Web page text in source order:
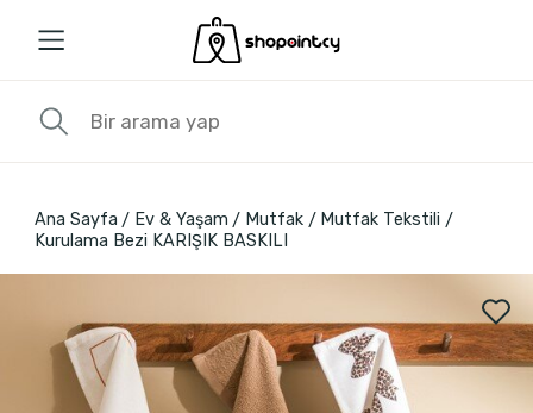
Ana Sayfa Ev & Yaşam Mutfak
Mutfak Tekstili
Kurulama Bezi KARIŞIK BASKILI